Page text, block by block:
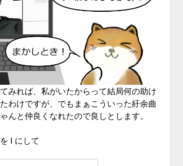
みれば、私がいたからって結局何の助け
わけですが、でもまぁこういった紆余曲
んと仲良くなれたので良しとします。
I にして